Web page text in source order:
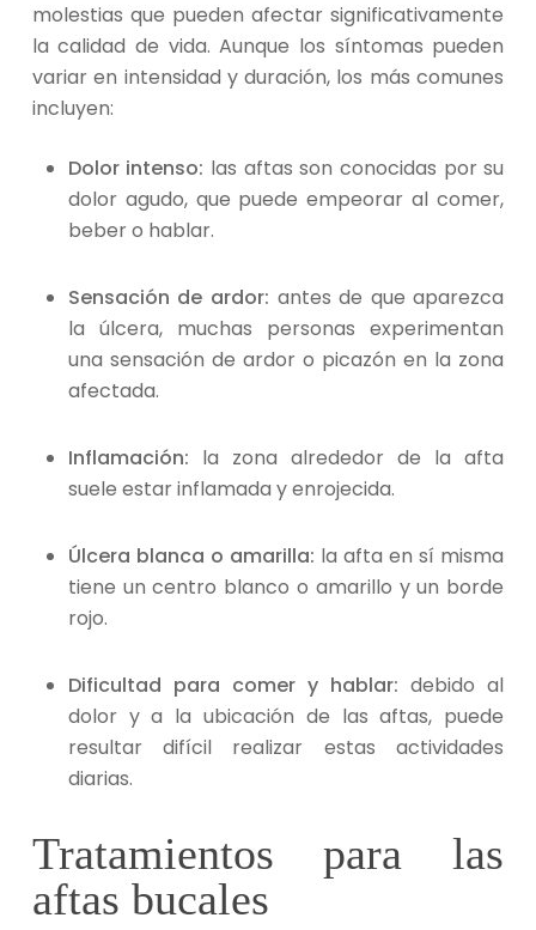
molestias que pueden afectar significativamente
la calidad de vida. Aunque los síntomas pueden
variar en intensidad y duración, los más comunes
incluyen:
Dolor intenso: las aftas son conocidas por su
dolor agudo, que puede empeorar al comer,
beber o hablar.
Sensación de ardor: antes de que aparezca
la úlcera, muchas personas experimentan
una sensación de ardor o picazón en la zona
afectada.
Inflamación: la zona alrededor de la afta
suele estar inflamada y enrojecida.
Úlcera blanca o amarilla: la afta en sí misma
tiene un centro blanco o amarillo y un borde
rojo.
Dificultad para comer y hablar:debido al
dolor y a la ubicación de las aftas, puede
resultar difícil realizar estas actividades
diarias.
Tratamientos para las
aftas bucales